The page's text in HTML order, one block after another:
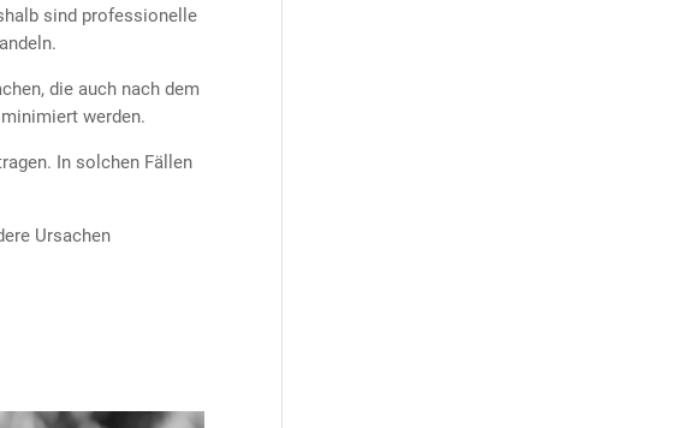
sind professionelle
die auch nach dem
werden.
In solchen Fällen
Ursachen